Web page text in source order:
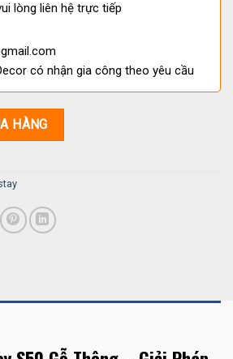
lòng liên hệ trực tiếp
có nhận gia công theo yêu cầu
S50 Gỗ Thông Đẹp, Cổ Điển số lượng
HÀNG